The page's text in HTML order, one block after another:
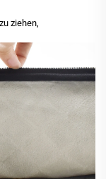
ziehen,